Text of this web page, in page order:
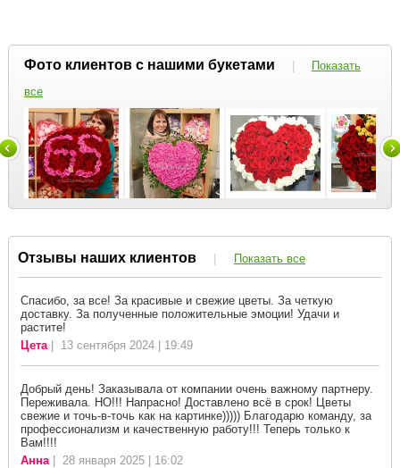
Фото клиентов с нашими букетами |
Показать
все
Отзывы наших клиентов | Показать все
Спасибо, за все! За красивые и свежие цветы. За четкую
доставку. За полученные положительные эмоции! Удачи и
растите!
Цета| 13 сентября 2024 | 19:49
Добрый день! Заказывала от компании очень важному партнеру.
Переживала. НО!!! Напрасно! Доставлено всё в срок! Цветы
свежие и точь-в-точь как на картинке))))) Благодарю команду, за
профессионализм и качественную работу!!! Теперь только к
Вам!!!!
Анна| 28 января 2025 | 16:02